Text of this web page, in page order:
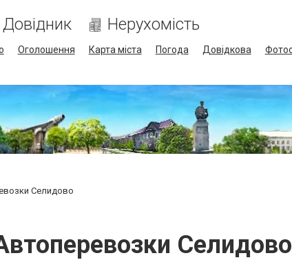
Довідник Нерухомість
Оголошення Карта міста Погода Довідкова
Селидово
Селидово